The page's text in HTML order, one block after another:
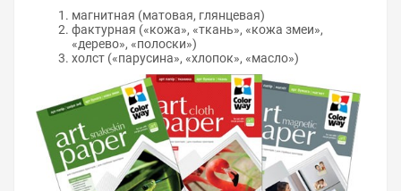
магнитная (матовая, глянцевая)
фактурная («кожа», «ткань», «кожа змеи»,
«дерево», «полоски»)
холст («парусина», «хлопок», «масло»)